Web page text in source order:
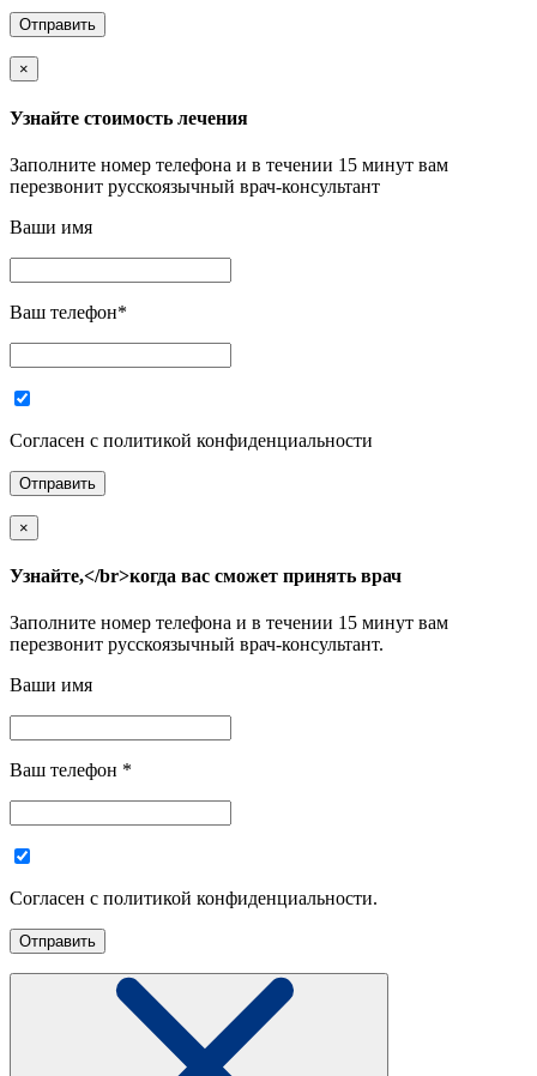
×
Узнайте стоимость лечения
Заполните номер телефона и в течении 15 минут вам
перезвонит русскоязычный врач-консультант
Ваши имя
Ваш телефон*
Согласен с политикой конфиденциальности
×
Узнайте,</br>когда вас сможет принять врач
Заполните номер телефона и в течении 15 минут вам
перезвонит русскоязычный врач-консультант.
Ваши имя
Ваш телефон *
Согласен с политикой конфиденциальности.